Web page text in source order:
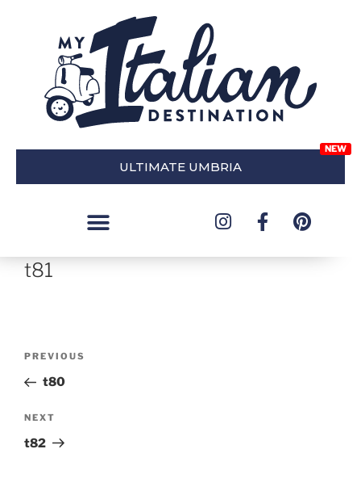
ULTIMATE UMBRIA
t81
PREVIOUS
t80
NEXT
t82